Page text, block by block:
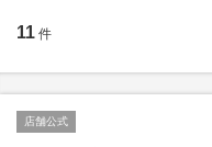
11 件
店舗公式